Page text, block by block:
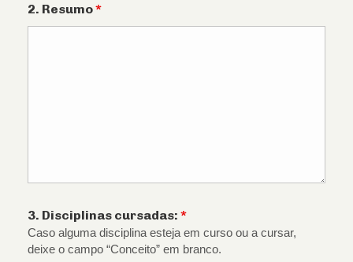
2. Resumo*
3. Disciplinas cursadas: *
Caso alguma disciplina esteja em curso ou a cursar,
deixe o campo “Conceito” em branco.